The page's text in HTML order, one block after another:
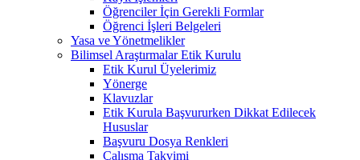
Öğrenciler İçin Gerekli Formlar
Öğrenci İşleri Belgeleri
Yasa ve Yönetmelikler
Bilimsel Araştırmalar Etik Kurulu
Etik Kurul Üyelerimiz
Yönerge
Klavuzlar
Etik Kurula Başvururken Dikkat Edilecek
Hususlar
Başvuru Dosya Renkleri
Çalışma Takvimi